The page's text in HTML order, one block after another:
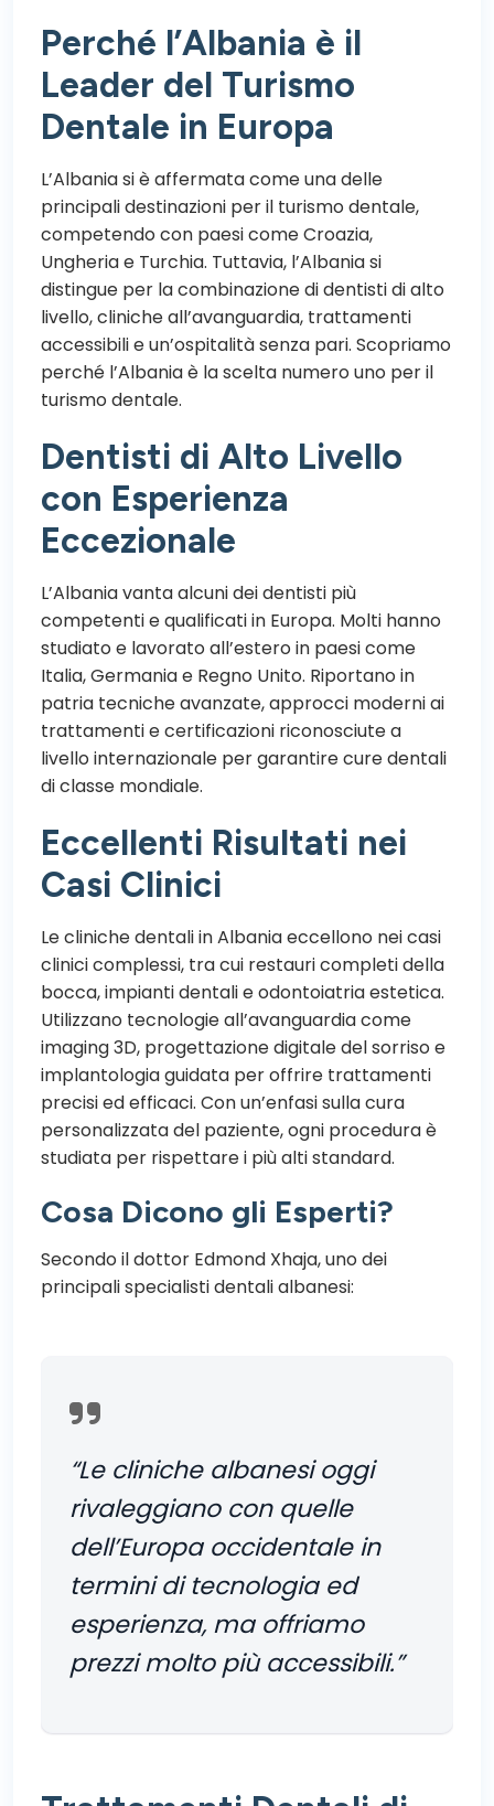
Perché l’Albania è il
Leader del Turismo
Dentale in Europa
L’Albania si è affermata come una delle
principali destinazioni per il turismo dentale,
competendo con paesi come Croazia,
Ungheria e Turchia. Tuttavia, l’Albania si
distingue per la combinazione di dentisti di alto
livello, cliniche all’avanguardia, trattamenti
accessibili e un’ospitalità senza pari. Scopriamo
perché l’Albania è la scelta numero uno per il
turismo dentale.
Dentisti di Alto Livello
con Esperienza
Eccezionale
L’Albania vanta alcuni dei dentisti più
competenti e qualificati in Europa. Molti hanno
studiato e lavorato all’estero in paesi come
Italia, Germania e Regno Unito. Riportano in
patria tecniche avanzate, approcci moderni ai
trattamenti e certificazioni riconosciute a
livello internazionale per garantire cure dentali
di classe mondiale.
Eccellenti Risultati nei
Casi Clinici
Le cliniche dentali in Albania eccellono nei casi
clinici complessi, tra cui restauri completi della
bocca, impianti dentali e odontoiatria estetica.
Utilizzano tecnologie all’avanguardia come
imaging 3D, progettazione digitale del sorriso e
implantologia guidata per offrire trattamenti
precisi ed efficaci. Con un’enfasi sulla cura
personalizzata del paziente, ogni procedura è
studiata per rispettare i più alti standard.
Cosa Dicono gli Esperti?
Secondo il dottor Edmond Xhaja, uno dei
principali specialisti dentali albanesi:
“Le cliniche albanesi oggi
rivaleggiano con quelle
dell’Europa occidentale in
termini di tecnologia ed
esperienza, ma offriamo
prezzi molto più accessibili.”